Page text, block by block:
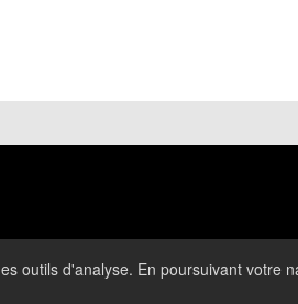
outils d'analyse. En poursuivant votre